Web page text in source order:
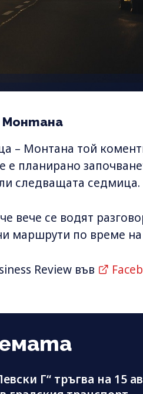
Монтана
– Монтана той
е планирано
следващата седмица.
се водят
маршрути по време
Review във
Г“ тръгва на 15